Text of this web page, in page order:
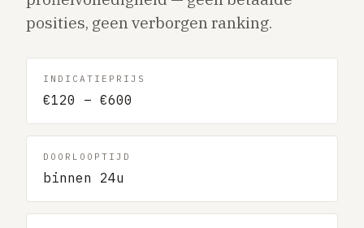
Daklekkage
Afvoer verstopt
Gaslucht
Buitengesloten
VERBOUW
posities, geen verborgen ranking.
INDICATIEPRIJS
€120 – €600
DOORLOOPTIJD
binnen 24u